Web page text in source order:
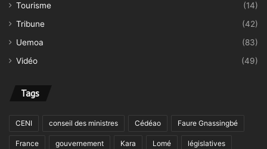
Tourisme
(14)
Tribune
(42)
Uemoa
(83)
Vidéo
(49)
Tags
CENI conseil des ministres Cédéao Faure Gnassingbé
France gouvernement Kara Lomé législatives